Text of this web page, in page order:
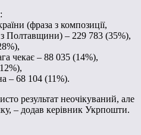
(фраза з композиції,
Полтавщини) – 229 783 (35%),
чекає – 88 035 (14%),
– 68 104 (11%).
результат неочікуваний, але
– додав керівник Укрпошти.